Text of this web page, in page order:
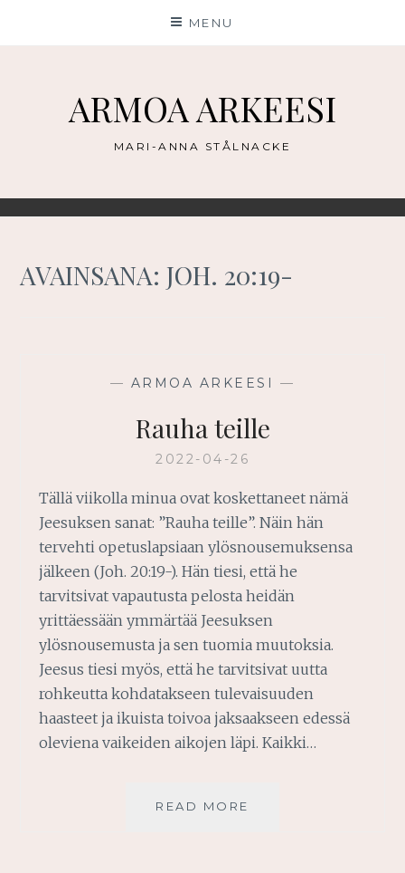
MENU
ARMOA ARKEESI
MARI-ANNA STÅLNACKE
AVAINSANA:JOH. 20:19-
— ARMOA ARKEESI —
Rauha teille
2022-04-26
Tällä viikolla minua ovat koskettaneet nämä
Jeesuksen sanat: ”Rauha teille”. Näin hän
tervehti opetuslapsiaan ylösnousemuksensa
jälkeen (Joh. 20:19-). Hän tiesi, että he
tarvitsivat vapautusta pelosta heidän
yrittäessään ymmärtää Jeesuksen
ylösnousemusta ja sen tuomia muutoksia.
Jeesus tiesi myös, että he tarvitsivat uutta
rohkeutta kohdatakseen tulevaisuuden
haasteet ja ikuista toivoa jaksaakseen edessä
oleviena vaikeiden aikojen läpi. Kaikki…
READ MORE